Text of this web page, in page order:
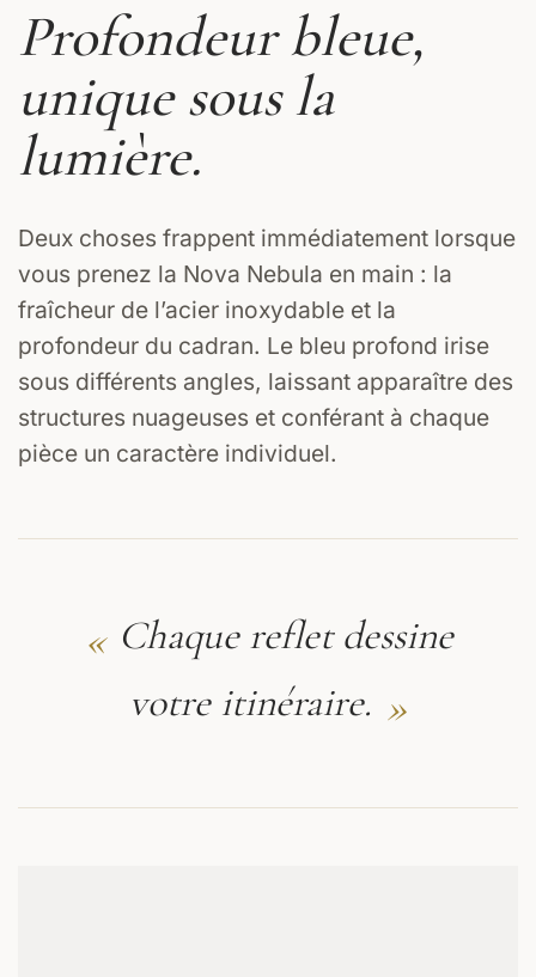
Profondeur bleue,
unique sous la
lumière.
Deux choses frappent immédiatement lorsque
vous prenez la Nova Nebula en main : la
fraîcheur de l’acier inoxydable et la
profondeur du cadran. Le bleu profond irise
sous différents angles, laissant apparaître des
structures nuageuses et conférant à chaque
pièce un caractère individuel.
« Chaque reflet dessine
votre itinéraire. »